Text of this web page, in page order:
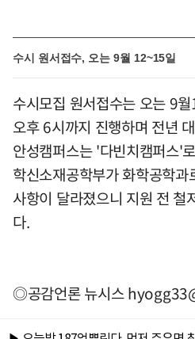
수시 원서접수, 오는 9월 12~15일
수시모집 원서접수는 오는 9
오후 6시까지 진행하며 전년
안성캠퍼스는 '다빈치캠퍼스'
학신소재공학부가 화학공학
사항이 달라졌으니 지원 전 철
다.
◎공감언론 뉴시스